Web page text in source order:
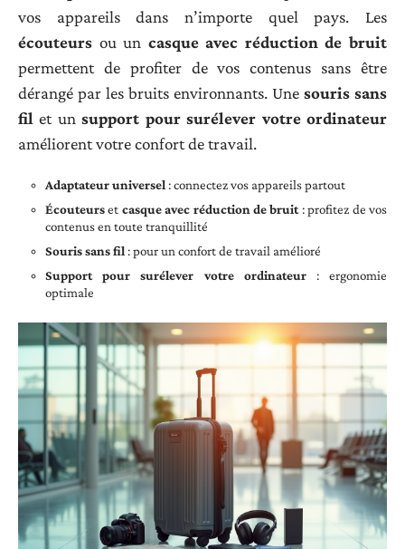
vos appareils dans n’importe quel pays. Les
écouteurs ou un casque avec réduction de bruit
permettent de profiter de vos contenus sans être
dérangé par les bruits environnants. Une souris sans
fil et unsupport pour surélever votre ordinateur
améliorent votre confort de travail.
Adaptateur universel: connectez vos appareils partout
Écouteurset casque avec réduction de bruit: profitez de vos
contenus en toute tranquillité
Souris sans fil: pour un confort de travail amélioré
Support pour surélever votre ordinateur: ergonomie
optimale